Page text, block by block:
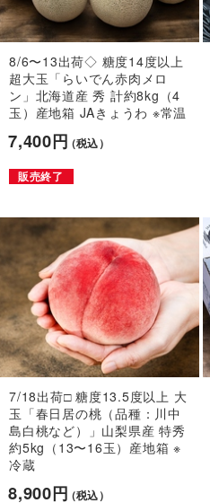
8/6〜13出荷◇ 糖度14度以上
超大玉「らいでん赤肉メロ
ン」北海道産 秀 計約8kg（4
玉）産地箱 JAきょうわ ※常温
7,400円（税込）
販売終了
7/18出荷□ 糖度13.5度以上 大
玉「春日居の桃（品種：川中
島白桃など）」山梨県産 特秀
約5kg（13〜16玉）産地箱 ※
冷蔵
8,900円（税込）